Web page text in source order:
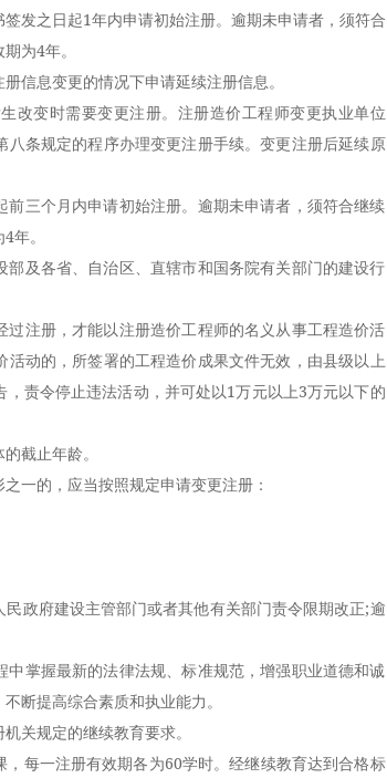
之日起1年内申请初始注册。逾期未申请者，须符合
为4年。
息变更的情况下申请延续注册信息。
变时需要变更注册。注册造价工程师变更执业单位
条规定的程序办理变更注册手续。变更注册后延续原
三个月内申请初始注册。逾期未申请者，须符合继续
年。
及各省、自治区、直辖市和国务院有关部门的建设行
注册，才能以注册造价工程师的名义从事工程造价活
动的，所签署的工程造价成果文件无效，由县级以上
责令停止违法活动，并可处以1万元以上3万元以下的
截止年龄。
的，应当按照规定申请变更注册：
政府建设主管部门或者其他有关部门责令限期改正;逾
掌握最新的法律法规、标准规范，增强职业道德和诚
断提高综合素质和执业能力。
规定的继续教育要求。
每一注册有效期各为60学时。经继续教育达到合格标